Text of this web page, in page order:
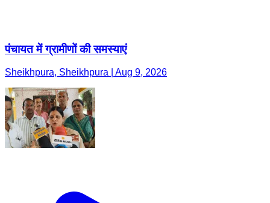
पंचायत में ग्रामीणों की समस्याएं
Sheikhpura, Sheikhpura | Aug 9, 2026